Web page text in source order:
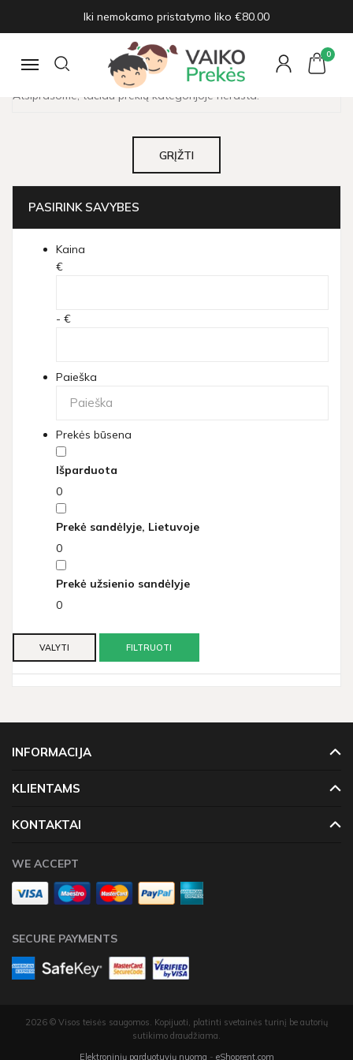
Iki nemokamo pristatymo liko €80.00
Navigacija
0
HELLO KITTY
Pagrindinis Vaikų herojai Hello Kitty
Atsiprašome, tačiau prekių kategorijoje nerasta.
GRĮŽTI
PASIRINK SAVYBES
Kaina
€
- €
Paieška
Prekės būsena
Išparduota
0
Prekė sandėlyje, Lietuvoje
0
Prekė užsienio sandėlyje
0
VALYTI FILTRUOTI
INFORMACIJA
KLIENTAMS
KONTAKTAI
WE ACCEPT
SECURE PAYMENTS
2026 © Visos teisės saugomos. Kopijuoti, platinti svetainės turinį be autorių
sutikimo draudžiama.
Elektroninių parduotuvių nuoma - eShoprent.com